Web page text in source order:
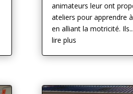
animateurs leur ont
ateliers pour apprendre
en alliant la motricité. Ils...
lire plus